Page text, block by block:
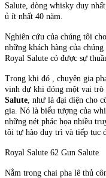
Salute, dòng whisky duy
ủ ít nhất 40 năm.
Nghiên cứu của chúng tôi
những khách hàng của
Royal Salute có được sự
Trong khi đó , chuyên gia
vinh dự khi đóng một vai trò
Salute , như là đại diện cho
gia. Nó là biểu tượng của
những nét phác họa nhiều
tôi tự hào duy trì và tiếp tục
Royal Salute 62 Gun Salute
Nằm trong chai pha lê thủ